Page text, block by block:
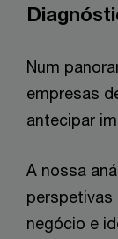
Num
empresas
antecipar
A nossa
negócio e